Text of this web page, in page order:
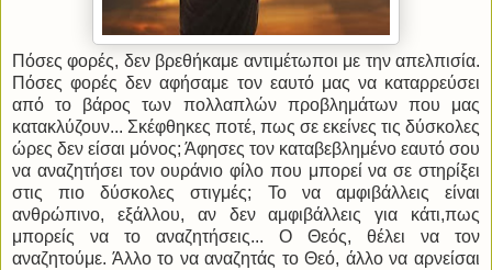
Πόσες φορές, δεν βρεθήκαμε αντιμέτωποι με την απελπισία.
Πόσες φορές δεν αφήσαμε τον εαυτό μας να καταρρεύσει
από το βάρος των πολλαπλών προβλημάτων που μας
κατακλύζουν... Σκέφθηκες ποτέ, πως σε εκείνες τις δύσκολες
ώρες δεν είσαι μόνος; Άφησες τον καταβεβλημένο εαυτό σου
να αναζητήσει τον ουράνιο φίλο που μπορεί να σε στηρίξει
στις πιο δύσκολες στιγμές; Το να αμφιβάλλεις είναι
ανθρώπινο, εξάλλου, αν δεν αμφιβάλλεις για κάτι,πως
μπορείς να το αναζητήσεις... Ο Θεός, θέλει να τον
αναζητούμε. Άλλο το να αναζητάς το Θεό, άλλο να αρνείσαι